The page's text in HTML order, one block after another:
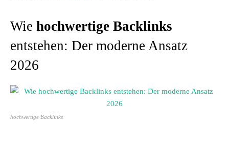
Wie hochwertige Backlinks
entstehen: Der moderne Ansatz
2026
hochwertige Backlinks